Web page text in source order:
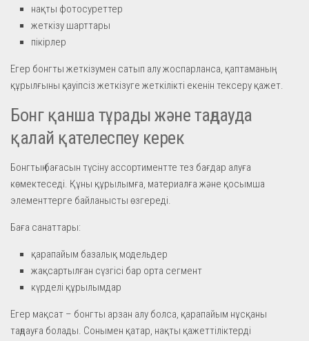
нақты фотосуреттер
жеткізу шарттары
пікірлер
Егер бонгты жеткізумен сатып алу жоспарланса, қаптаманың
құрылғыны қауіпсіз жеткізуге жеткілікті екенін тексеру қажет.
Бонг қанша тұрады және таңдауда
қалай қателеспеу керек
Бонгтың бағасын түсіну ассортиментте тез бағдар алуға
көмектеседі. Құны құрылымға, материалға және қосымша
элементтерге байланысты өзгереді.
Баға санаттары:
қарапайым базалық модельдер
жақсартылған сүзгісі бар орта сегмент
күрделі құрылымдар
Егер мақсат – бонгты арзан алу болса, қарапайым нұсқаны
таңдауға болады. Сонымен қатар, нақты қажеттіліктерді